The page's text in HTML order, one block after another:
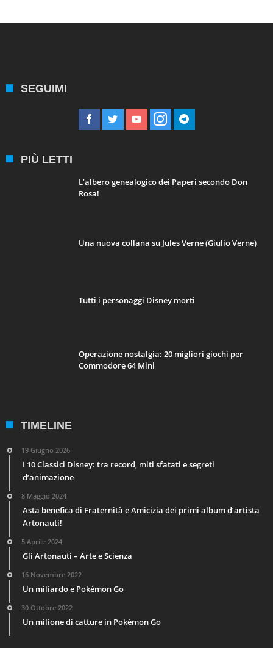
SEGUIMI
PIÙ LETTI
L’albero genealogico dei Paperi secondo Don
Rosa!
Una nuova collana su Jules Verne (Giulio Verne)
Tutti i personaggi Disney morti
Operazione nostalgia: 20 migliori giochi per
Commodore 64 Mini
TIMELINE
19 Giugno 2026
I 10 Classici Disney: tra record, miti sfatati e segreti
d’animazione
8 Maggio 2024
Asta benefica di Fraternità e Amicizia dei primi album d’artista
Artonauti!
5 Aprile 2024
Gli Artonauti – Arte e Scienza
16 Novembre 2022
Un miliardo e Pokémon Go
30 Ottobre 2022
Un milione di catture in Pokémon Go